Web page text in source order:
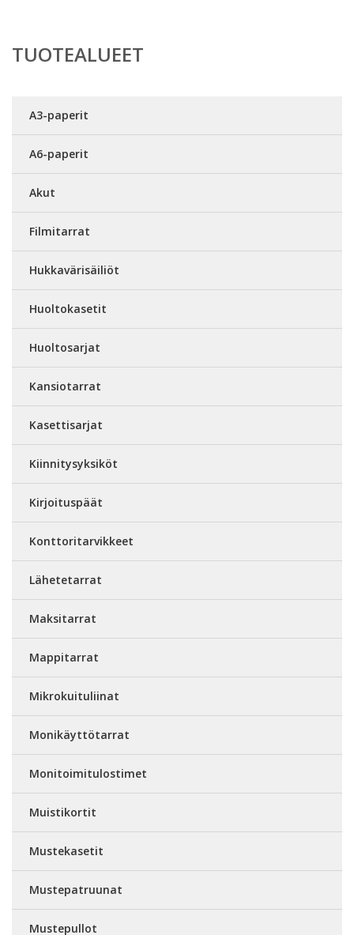
TUOTEALUEET
A3-paperit
A6-paperit
Akut
Filmitarrat
Hukkavärisäiliöt
Huoltokasetit
Huoltosarjat
Kansiotarrat
Kasettisarjat
Kiinnitysyksiköt
Kirjoituspäät
Konttoritarvikkeet
Lähetetarrat
Maksitarrat
Mappitarrat
Mikrokuituliinat
Monikäyttötarrat
Monitoimitulostimet
Muistikortit
Mustekasetit
Mustepatruunat
Mustepullot